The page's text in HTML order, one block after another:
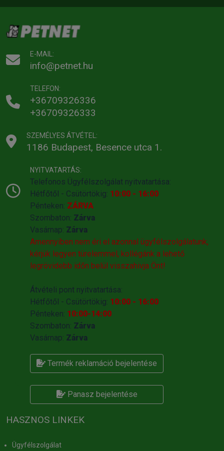
E-MAIL:
info@petnet.hu
TELEFON:
+36709326336
+36709326333
SZEMÉLYES ÁTVÉTEL:
1186 Budapest, Besence utca 1.
NYITVATARTÁS:
Telefonos Ügyfélszolgálat nyitvatartása:
Hétfőtől - Csütörtökig: 10:00 - 16:00
Pénteken: ZÁRVA
Szombaton: Zárva
Vasárnap: Zárva
Amennyiben nem éri el azonnal ügyfélszolgálatunk,
kérjük legyen türelemmel, kollégánk a lehető
legrövidebb időn belül visszahivja Önt!
Átvételi pont nyitvatartása:
Hétfőtől - Csütörtökig: 10:00 - 16:00
Pénteken: 10:00-14:00
Szombaton: Zárva
Vasárnap: Zárva
Termék reklamáció bejelentése
Panasz bejelentése
HASZNOS LINKEK
Ügyfélszolgálat